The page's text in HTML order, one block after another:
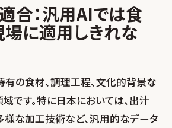
合：汎用AIでは食
に適用しきれな
有の食材、調理工程、文化的背景な
です。特に日本においては、出汁
様な加工技術など、汎用的なデータ